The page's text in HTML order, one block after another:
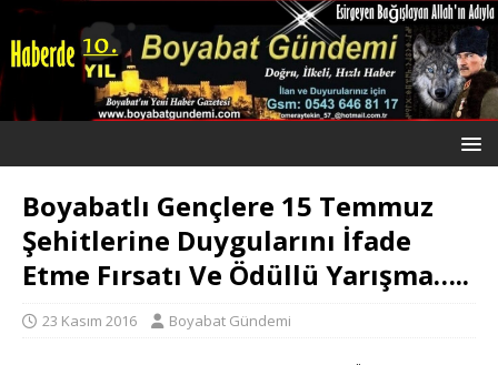
Boyabatlı Gençlere 15 Temmuz
Şehitlerine Duygularını İfade
Etme Fırsatı Ve Ödüllü Yarışma…..
23 Kasım 2016 Boyabat Gündemi